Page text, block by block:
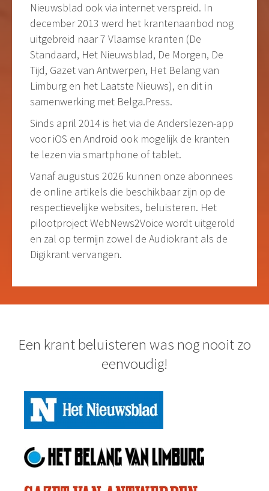
Nieuwsblad ook via internet verspreid. In
december 2013 werd het krantenaanbod nog
uitgebreid naar 7 Vlaamse kranten (De
Standaard, Het Nieuwsblad, De Morgen, De
Tijd, Gazet van Antwerpen, Het Belang van
Limburg en het Laatste Nieuws), en dit in
samenwerking met Belga.Press.
Sinds april 2014 is het via de Anderslezen-app
voor iOS en Android ook mogelijk de kranten
te lezen via smartphone of tablet.
Vanaf augustus 2026 kunnen onze abonnees
de online artikels die beschikbaar zijn op de
respectievelijke websites, beluisteren. Het
pilootproject WebNews2Voice wordt uitgerold
en zal op termijn zowel de Audiokrant als de
Digikrant vervangen.
Een krant beluisteren was nog nooit zo
eenvoudig!